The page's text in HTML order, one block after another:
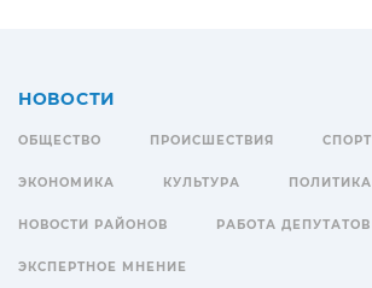
НОВОСТИ
ОБЩЕСТВО ПРОИСШЕСТВИЯ СПОРТ
ЭКОНОМИКА КУЛЬТУРА ПОЛИТИКА
НОВОСТИ РАЙОНОВ РАБОТА ДЕПУТАТОВ
ЭКСПЕРТНОЕ МНЕНИЕ